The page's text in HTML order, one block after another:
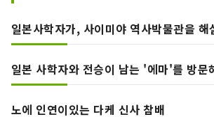
일본사학자가, 사이미야 역사박물관을 해
일본 사학자와 전승이 남는 '에마'를 방문
노에 인연이있는 다케 신사 참배